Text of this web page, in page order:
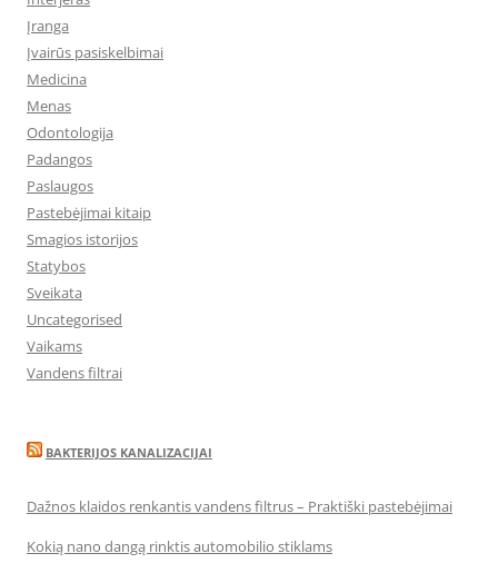
Įranga
Įvairūs pasiskelbimai
Medicina
Menas
Odontologija
Padangos
Paslaugos
Pastebėjimai kitaip
Smagios istorijos
Statybos
Sveikata
Uncategorised
Vaikams
Vandens filtrai
BAKTERIJOS KANALIZACIJAI
Dažnos klaidos renkantis vandens filtrus – Praktiški pastebėjimai
Kokią nano dangą rinktis automobilio stiklams